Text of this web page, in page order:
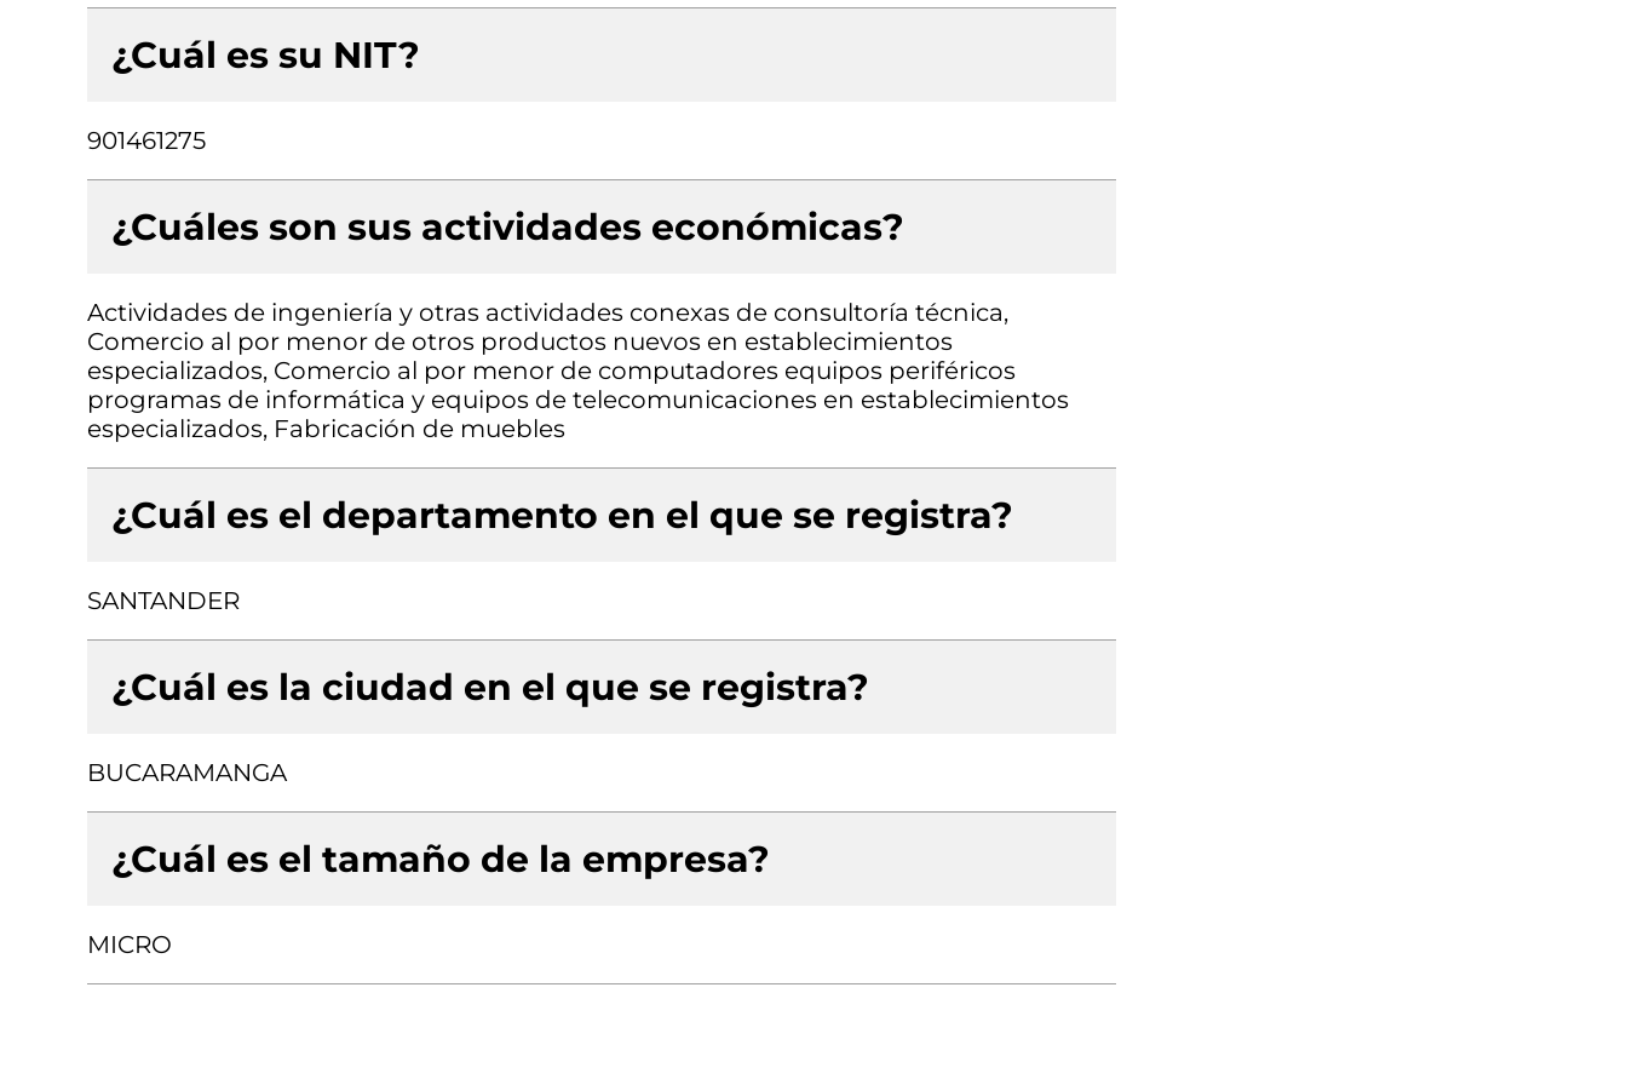
¿Cuál es su NIT?
901461275
¿Cuáles son sus actividades económicas?
Actividades de ingeniería y otras actividades conexas de consultoría técnica,
Comercio al por menor de otros productos nuevos en establecimientos
especializados, Comercio al por menor de computadores equipos periféricos
programas de informática y equipos de telecomunicaciones en establecimientos
especializados, Fabricación de muebles
¿Cuál es el departamento en el que se registra?
SANTANDER
¿Cuál es la ciudad en el que se registra?
BUCARAMANGA
¿Cuál es el tamaño de la empresa?
MICRO